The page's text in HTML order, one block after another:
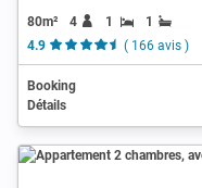
80m² 4 1
1
4.9
( 166 avis )
Booking
Détails